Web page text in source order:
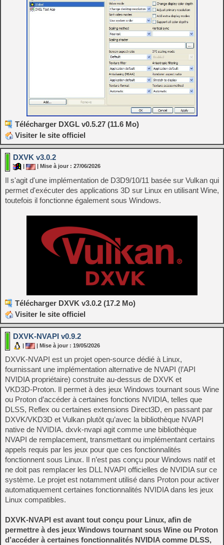
Télécharger DXGL v0.5.27 (11.6 Mo)
Visiter le site officiel
DXVK v3.0.2
| Mise à jour : 27/06/2026
Il s'agit d'une implémentation de D3D9/10/11 basée sur Vulkan qui
permet d'exécuter des applications 3D sur Linux en utilisant Wine,
toutefois il fonctionne également sous Windows.
Télécharger DXVK v3.0.2 (17.2 Mo)
Visiter le site officiel
DXVK-NVAPI v0.9.2
| Mise à jour : 19/05/2026
DXVK-NVAPI est un projet open‑source dédié à Linux,
fournissant une implémentation alternative de NVAPI (l’API
NVIDIA propriétaire) construite au‑dessus de DXVK et
VKD3D‑Proton. Il permet à des jeux Windows tournant sous Wine
ou Proton d’accéder à certaines fonctions NVIDIA, telles que
DLSS, Reflex ou certaines extensions Direct3D, en passant par
DXVK/VKD3D et Vulkan plutôt qu’avec la bibliothèque NVAPI
native de NVIDIA. dxvk‑nvapi agit comme une bibliothèque
NVAPI de remplacement, transmettant ou implémentant certains
appels requis par les jeux pour que ces fonctionnalités
fonctionnent sous Linux. Il n’est pas conçu pour Windows natif et
ne doit pas remplacer les DLL NVAPI officielles de NVIDIA sur ce
système. Le projet est notamment utilisé dans Proton pour activer
automatiquement certaines fonctionnalités NVIDIA dans les jeux
Linux compatibles.
DXVK-NVAPI est avant tout conçu pour Linux, afin de
permettre à des jeux Windows tournant sous Wine ou Proton
d’accéder à certaines fonctionnalités NVIDIA comme DLSS,